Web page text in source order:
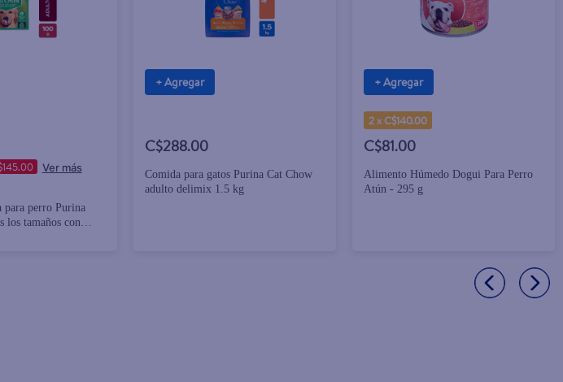
para perro Purina
los tamaños con
+ Agregar
C$288.00
Comida para gatos Purina Cat Chow
adulto delimix 1.5 kg
+ Agregar
C$81.00
2 x C$140.00
Alimento Húmedo Dogui Para Perro
Atún - 295 g